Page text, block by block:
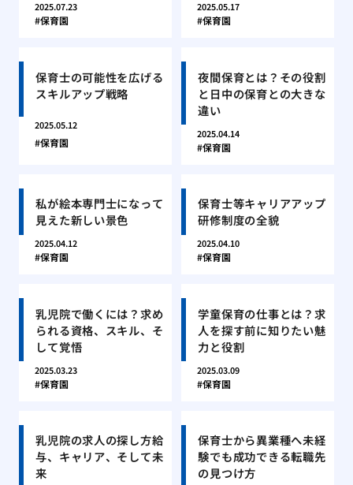
2025.07.23
保育園
2025.05.17
保育園
保育士の可能性を広げる
スキルアップ戦略
2025.05.12
保育園
夜間保育とは？その役割
と日中の保育との大きな
違い
2025.04.14
保育園
私が絵本専門士になって
見えた新しい景色
2025.04.12
保育園
保育士等キャリアアップ
研修制度の全貌
2025.04.10
保育園
乳児院で働くには？求め
られる資格、スキル、そ
して覚悟
2025.03.23
保育園
学童保育の仕事とは？求
人を探す前に知りたい魅
力と役割
2025.03.09
保育園
乳児院の求人の探し方給
与、キャリア、そして未
来
保育士から異業種へ未経
験でも成功できる転職先
の見つけ方